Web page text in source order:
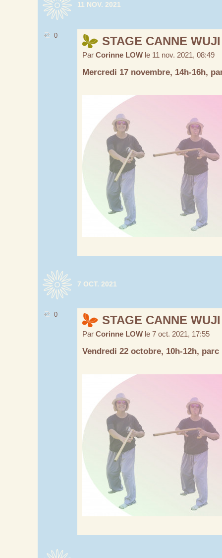
11 NOV. 2021
0 STAGE CANNE WUJI
Par Corinne LOW le 11 nov. 2021, 08:49
Mercredi 17 novembre, 14h-16h,
7 OCT. 2021
0 STAGE CANNE WUJI
Par Corinne LOW le 7 oct. 2021, 17:55
Vendredi 22 octobre, 10h-12h,